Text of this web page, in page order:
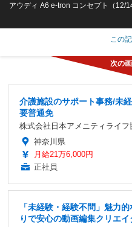
アウディ A6 e-tron コンセプト（12/14
この
介護施設のサポート事務/未
要普通免
株式会社日本アメニティライフ
神奈川県
月給21万6,000円
正社員
「未経験・経験不問」魅力
りで安心の動画編集クリエイ